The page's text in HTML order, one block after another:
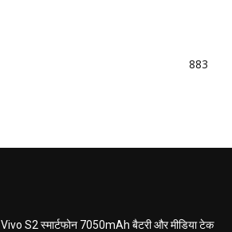
883
Vivo S2 स्मार्टफोन 7050mAh बैटरी और मीडिया टेक